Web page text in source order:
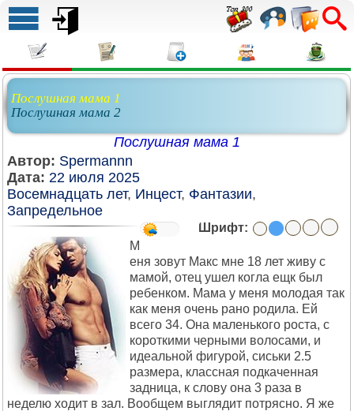
Послушная мама 1
Послушная мама 2
Послушная мама 1
Автор: Spermannn
Дата: 22 июля 2025
Восемнадцать лет, Инцест, Фантазии,
Запредельное
Шрифт:
М
еня зовут Макс мне 18 лет живу с
мамой, отец ушел когла ещк был
ребенком. Мама у меня молодая так
как меня очень рано родила. Ей
всего 34. Она маленького роста, с
короткими черными волосами, и
идеальной фигурой, сиськи 2.5
размера, классная подкаченная
задница, к слову она 3 раза в
неделю ходит в зал. Вообщем выглядит потрясно. Я же